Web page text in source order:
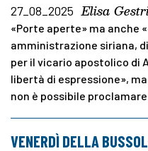
27_08_2025 Elisa
«Porte aperte» ma anche
amministrazione siriana,
per il vicario apostolico di
libertà di espressione»,
non è possibile proclamare
VENERDÌ DELLA